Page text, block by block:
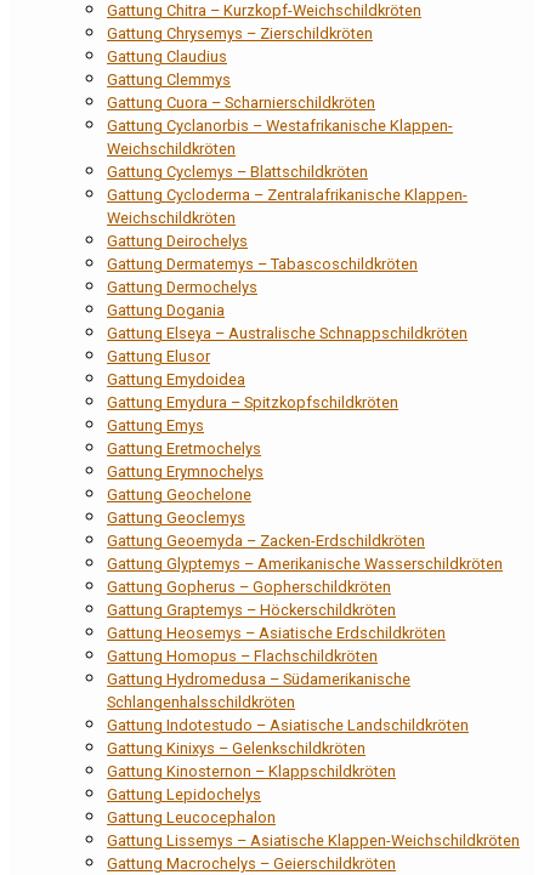
Gattung Chitra – Kurzkopf-Weichschildkröten
Gattung Chrysemys – Zierschildkröten
Gattung Claudius
Gattung Clemmys
Gattung Cuora – Scharnierschildkröten
Gattung Cyclanorbis – Westafrikanische Klappen-
Weichschildkröten
Gattung Cyclemys – Blattschildkröten
Gattung Cycloderma – Zentralafrikanische Klappen-
Weichschildkröten
Gattung Deirochelys
Gattung Dermatemys – Tabascoschildkröten
Gattung Dermochelys
Gattung Dogania
Gattung Elseya – Australische Schnappschildkröten
Gattung Elusor
Gattung Emydoidea
Gattung Emydura – Spitzkopfschildkröten
Gattung Emys
Gattung Eretmochelys
Gattung Erymnochelys
Gattung Geochelone
Gattung Geoclemys
Gattung Geoemyda – Zacken-Erdschildkröten
Gattung Glyptemys – Amerikanische Wasserschildkröten
Gattung Gopherus – Gopherschildkröten
Gattung Graptemys – Höckerschildkröten
Gattung Heosemys – Asiatische Erdschildkröten
Gattung Homopus – Flachschildkröten
Gattung Hydromedusa – Südamerikanische
Schlangenhalsschildkröten
Gattung Indotestudo – Asiatische Landschildkröten
Gattung Kinixys – Gelenkschildkröten
Gattung Kinosternon – Klappschildkröten
Gattung Lepidochelys
Gattung Leucocephalon
Gattung Lissemys – Asiatische Klappen-Weichschildkröten
Gattung Macrochelys – Geierschildkröten